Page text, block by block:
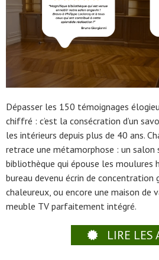
Dépasser les 150 témoignages
chiffré : c’est la consécration d’un
les intérieurs depuis plus de 40 ans.
retrace une métamorphose : un salon
bibliothèque qui épouse les moulures
bureau devenu écrin de concentration
chaleureux, ou encore une maison de
meuble TV parfaitement intégré.
LIRE LES